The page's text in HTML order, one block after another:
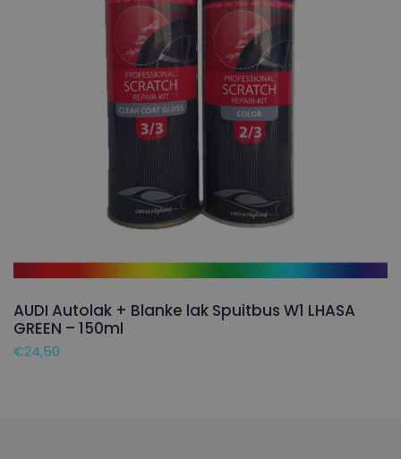
AUDI Autolak + Blanke lak Spuitbus W1 LHASA
GREEN – 150ml
€24,50